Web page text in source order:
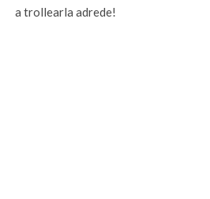
a trollearla adrede!